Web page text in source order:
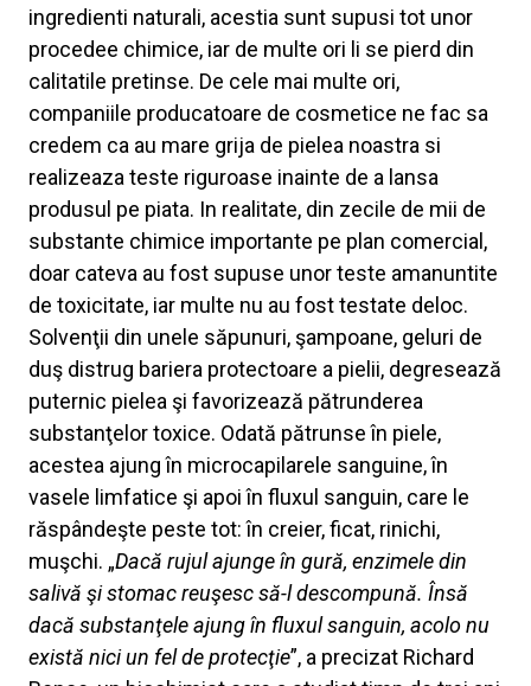
ingredienti naturali, acestia sunt supusi tot unor
procedee chimice, iar de multe ori li se pierd din
calitatile pretinse. De cele mai multe ori,
companiile producatoare de cosmetice ne fac sa
credem ca au mare grija de pielea noastra si
realizeaza teste riguroase inainte de a lansa
produsul pe piata. In realitate, din zecile de mii de
substante chimice importante pe plan comercial,
doar cateva au fost supuse unor teste amanuntite
de toxicitate, iar multe nu au fost testate deloc.
Solvenţii din unele săpunuri, şampoane, geluri de
duş distrug bariera protectoare a pielii, degresează
puternic pielea şi favorizează pătrunderea
substanţelor toxice. Odată pătrunse în piele,
acestea ajung în microcapilarele sanguine, în
vasele limfatice şi apoi în fluxul sanguin, care le
răspândeşte peste tot: în creier, ficat, rinichi,
muşchi. „Dacă rujul ajunge în gură, enzimele din
salivă şi stomac reuşesc să-l descompună. Însă
dacă substanţele ajung în fluxul sanguin, acolo nu
există nici un fel de protecţie”, a precizat Richard